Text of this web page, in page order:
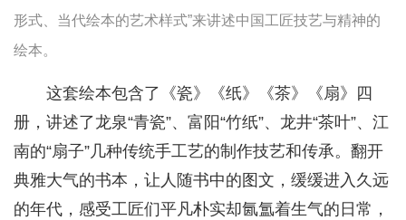
形式、当代绘本的艺术样式”来讲述中国工匠技艺与精神的
绘本。
这套绘本包含了《瓷》《纸》《茶》《扇》四
册，讲述了龙泉“青瓷”、富阳“竹纸”、龙井“茶叶”、江
南的“扇子”几种传统手工艺的制作技艺和传承。翻开
典雅大气的书本，让人随书中的图文，缓缓进入久远
的年代，感受工匠们平凡朴实却氤氲着生气的日常，